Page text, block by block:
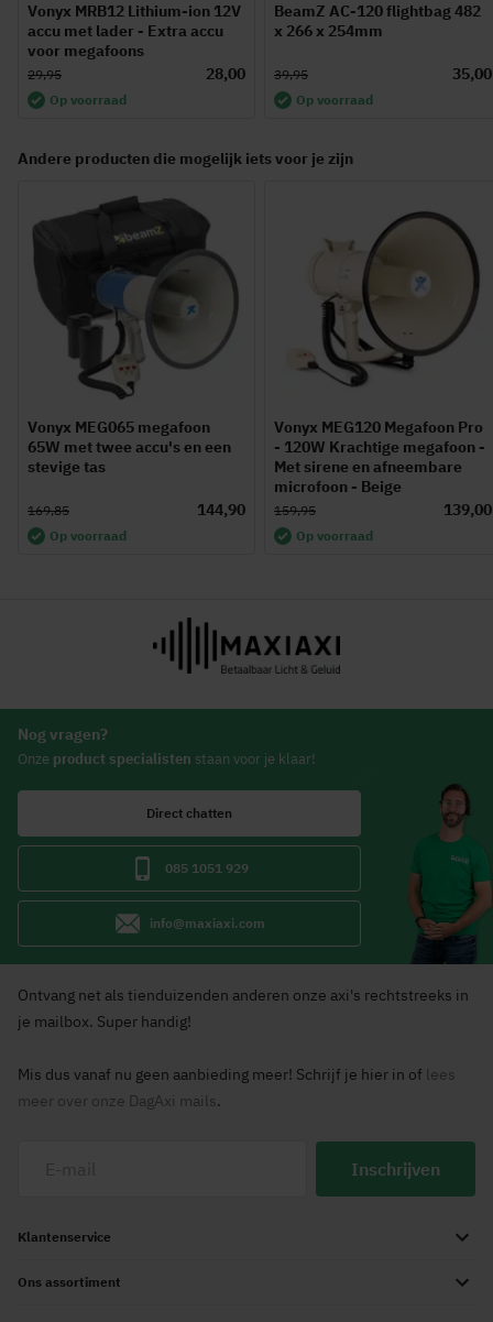
Vonyx MRB12 Lithium-ion 12V
accu met lader - Extra accu
voor megafoons
28,00
29,95
Op voorraad
BeamZ AC-120 flightbag 482
x 266 x 254mm
35,00
39,95
Op voorraad
Andere producten die mogelijk iets voor je zijn
Vonyx MEG065 megafoon
65W met twee accu's en een
stevige tas
144,90
169,85
Op voorraad
Vonyx MEG120 Megafoon Pro
- 120W Krachtige megafoon -
Met sirene en afneembare
microfoon - Beige
139,00
159,95
Op voorraad
Nog vragen?
Onze product specialisten staan voor je klaar!
Direct chatten
085 1051 929
info@maxiaxi.com
Ontvang net als tienduizenden anderen onze axi's rechtstreeks in
je mailbox. Super handig!
Mis dus vanaf nu geen aanbieding meer! Schrijf je hier in of lees
meer over onze DagAxi mails.
Inschrijven
Klantenservice
Ons assortiment